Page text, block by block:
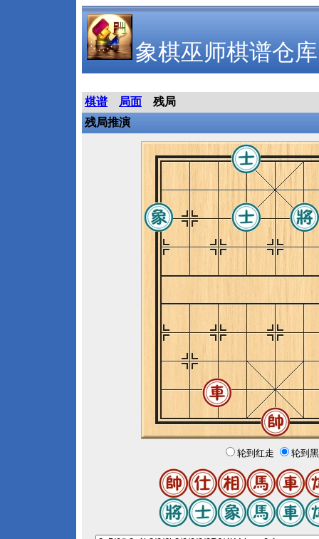
象棋巫师棋谱仓库
棋谱 局面
残局
残局推演
轮到红走 轮到